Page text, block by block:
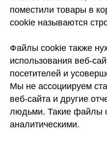
поместили товары в
cookie называются
Файлы cookie также
использования веб-
посетителей и
Мы не ассоциируем
веб-сайта и другие
людьми. Такие файлы
аналитическими.